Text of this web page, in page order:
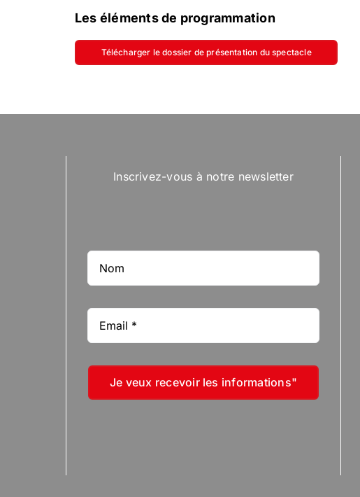
Les éléments de programmation
Télécharger le dossier de présentation du spectacle
Inscrivez-vous à notre newsletter
Je veux recevoir les informations"